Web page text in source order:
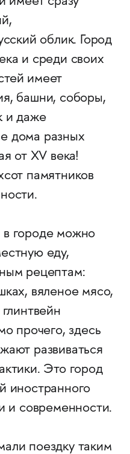
облик. Город
и среди своих
имеет
башни, соборы,
и даже
дома разных
от XV века!
памятников
городе можно
еду,
рецептам:
вяленое мясо,
прочего, здесь
развиваться
Это город
иностранного
и современности.
поездку таким